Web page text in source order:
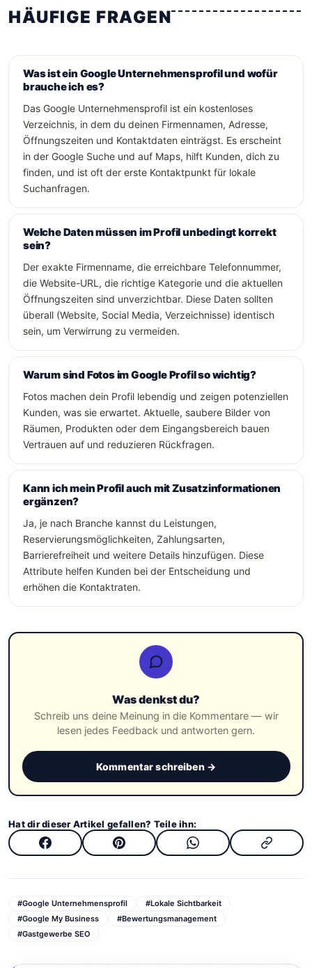
HÄUFIGE FRAGEN
Was ist ein Google Unternehmensprofil und wofür
brauche ich es?
Das Google Unternehmensprofil ist ein kostenloses
Verzeichnis, in dem du deinen Firmennamen, Adresse,
Öffnungszeiten und Kontaktdaten einträgst. Es erscheint
in der Google Suche und auf Maps, hilft Kunden, dich zu
finden, und ist oft der erste Kontaktpunkt für lokale
Suchanfragen.
Welche Daten müssen im Profil unbedingt korrekt
sein?
Der exakte Firmenname, die erreichbare Telefonnummer,
die Website-URL, die richtige Kategorie und die aktuellen
Öffnungszeiten sind unverzichtbar. Diese Daten sollten
überall (Website, Social Media, Verzeichnisse) identisch
sein, um Verwirrung zu vermeiden.
Warum sind Fotos im Google Profil so wichtig?
Fotos machen dein Profil lebendig und zeigen potenziellen
Kunden, was sie erwartet. Aktuelle, saubere Bilder von
Räumen, Produkten oder dem Eingangsbereich bauen
Vertrauen auf und reduzieren Rückfragen.
Kann ich mein Profil auch mit Zusatzinformationen
ergänzen?
Ja, je nach Branche kannst du Leistungen,
Reservierungsmöglichkeiten, Zahlungsarten,
Barrierefreiheit und weitere Details hinzufügen. Diese
Attribute helfen Kunden bei der Entscheidung und
erhöhen die Kontaktraten.
Was denkst du?
Schreib uns deine Meinung in die Kommentare — wir
lesen jedes Feedback und antworten gern.
Kommentar schreiben →
Hat dir dieser Artikel gefallen? Teile ihn:
#Google Unternehmensprofil
#Lokale Sichtbarkeit
#Google My Business
#Bewertungsmanagement
#Gastgewerbe SEO